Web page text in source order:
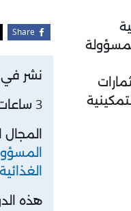
Share
الكتل
تجاوز بداية
نشر
3 ساعات للتعليم
هذه